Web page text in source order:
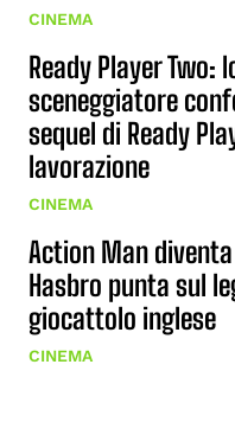
CINEMA
Ready Player Two:
sceneggiatore
sequel di Ready
lavorazione
CINEMA
Action Man
Hasbro punta sul
giocattolo inglese
CINEMA